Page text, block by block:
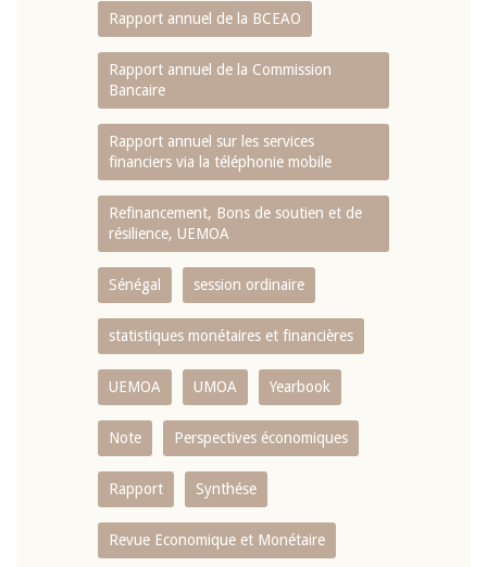
Rapport annuel de la BCEAO
Rapport annuel de la Commission
Bancaire
Rapport annuel sur les services
financiers via la téléphonie mobile
Refinancement, Bons de soutien et de
résilience, UEMOA
Sénégal session ordinaire
statistiques monétaires et financières
UEMOA UMOA Yearbook
Note Perspectives économiques
Rapport Synthése
Revue Economique et Monétaire